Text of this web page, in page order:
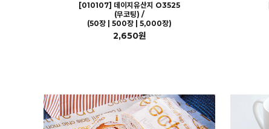
[010107] 데이지유산지 O3525
(무코팅) /
(50장 | 500장 | 5,000장)
2,650원